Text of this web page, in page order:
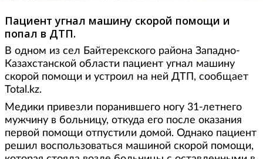
Пациент угнал машину скорой помощи и
попал в ДТП.
В одном из сел Байтерекского района Западно-
Казахстанской области пациент угнал машину
скорой помощи и устроил на ней ДТП, сообщает
Total.kz.
Медики привезли поранившего ногу 31-летнего
мужчину в больницу, откуда его после оказания
первой помощи отпустили домой. Однако пациент
решил воспользоваться машиной скорой помощи,